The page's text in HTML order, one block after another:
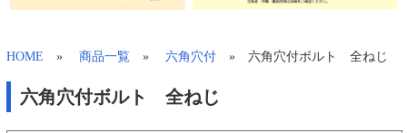
HOME » 商品一覧» 六角穴付» 六角穴付ボルト 全ねじ
六角穴付ボルト 全ねじ